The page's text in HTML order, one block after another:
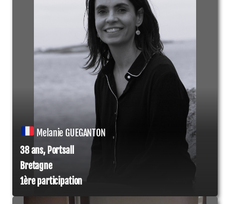
Melanie GUEGANTON
38 ans, Portsall
Bretagne
1ère participation